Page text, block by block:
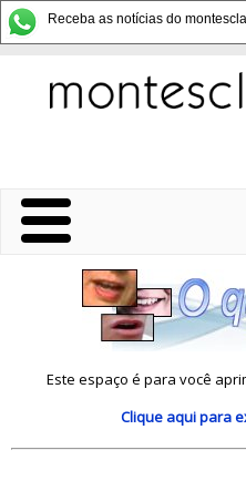
Receba as notícias do
Este espaço é para você
Clique aquipara